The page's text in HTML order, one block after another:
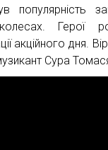
популярність
Герої
акційного дня.
Сура